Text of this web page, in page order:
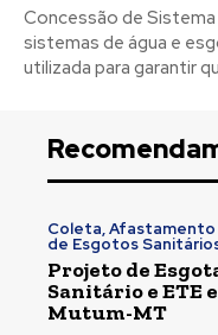
Concessão de Sistema de
sistemas de água e
utilizada para garantir
Coleta,
de Esgotos
Projeto de
Sanitário e ETE
Mutum-MT